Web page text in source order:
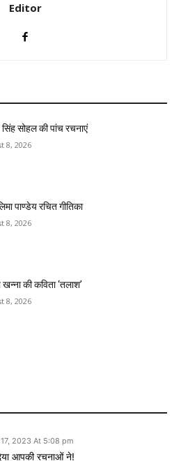
Editor
सिंह सोहल की पांच रचनाएं
8, 2026
पाण्डेय रचित गीतिका
8, 2026
खन्ना की कविता ‘तलाश’
8, 2026
2023 At 5:08 pm
आपकी रचनाओं ने!